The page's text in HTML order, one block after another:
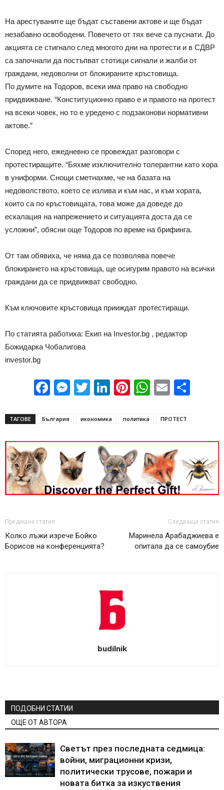
На арестуваните ще бъдат съставени актове и ще бъдат
незабавно освободени. Повечето от тях вече са пуснати. До
акцията се стигнало след многото дни на протести и в СДВР
са започнали да постъпват стотици сигнали и жалби от
граждани, недоволни от блокираните кръстовища.
По думите на Тодоров, всеки има право на свободно
придвижване. “Конституционно право е и правото на протест
на всеки човек, но то е уредено с подзаконови нормативни
актове.”
Според него, ежедневно се провеждат разговори с
протестиращите. “Бяхме изключително толерантни като хора
в униформи. Снощи сметнахме, че на базата на
недоволството, което се излива и към нас, и към хората,
които са по кръстовищата, това може да доведе до
ескалация на напрежението и ситуацията доста да се
усложни”, обясни още Тодоров по време на брифинга.
От там обявиха, че няма да се позволява повече
блокирането на кръстовища, ще осигурим правото на всички
граждани да се придвижват свободно.
Към ключовите кръстовища прииждат протестиращи.
По статията работиха: Екип на Investor.bg , редактор
Божидарка Чобалигова
investor.bg
Facebook
Messenger
Twitter
LinkedIn
Pinterest
WhatsApp
Email
ТАГОВЕ България икономика политика ПРОТЕСТ
Предишна статия
Колко лъжи изрече Бойко
Борисов на конференцията?
Следваща статия
Маринела Арабаджиева е
опитала да се самоубие
budilnik
ПОДОБНИ СТАТИИ
ОЩЕ ОТ АВТОРА
Светът през последната седмица:
войни, миграционни кризи,
политически трусове, пожари и
новата битка за изкуствения